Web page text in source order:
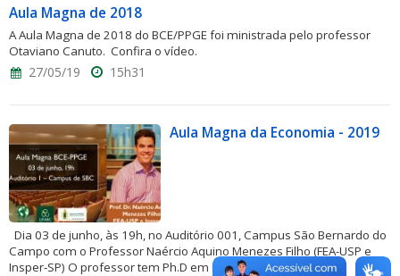
Aula Magna de 2018
A Aula Magna de 2018 do BCE/PPGE foi ministrada pelo professor
Otaviano Canuto. Confira o vídeo.
27/05/19 15h31
Aula Magna da Economia - 2019
Dia 03 de junho, às 19h, no Auditório 001, Campus São Bernardo do
Campo com o Professor Naércio Aquino Menezes Filho (FEA-USP e
Insper-SP) O professor tem Ph.D em Economia pela...